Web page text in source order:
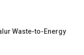
Waste-to-Energy